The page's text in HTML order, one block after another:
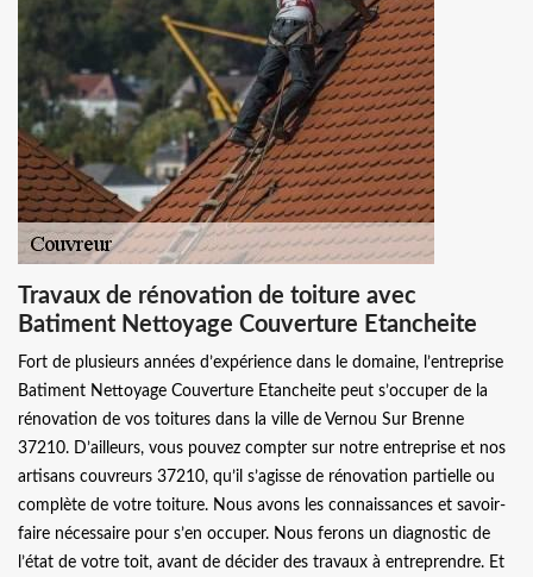
Travaux de rénovation de toiture avec
Batiment Nettoyage Couverture Etancheite
Fort de plusieurs années d’expérience dans le domaine, l’entreprise
Batiment Nettoyage Couverture Etancheite peut s’occuper de la
rénovation de vos toitures dans la ville de Vernou Sur Brenne
37210. D’ailleurs, vous pouvez compter sur notre entreprise et nos
artisans couvreurs 37210, qu’il s’agisse de rénovation partielle ou
complète de votre toiture. Nous avons les connaissances et savoir-
faire nécessaire pour s’en occuper. Nous ferons un diagnostic de
l’état de votre toit, avant de décider des travaux à entreprendre. Et